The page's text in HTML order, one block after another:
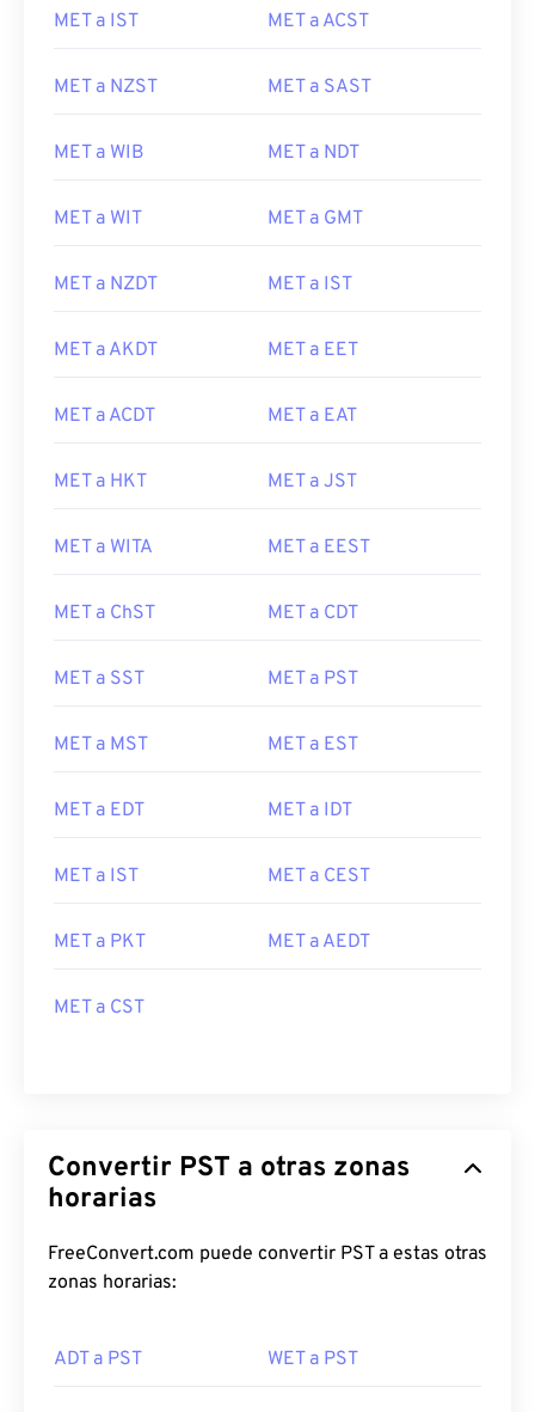
MET a IST MET a ACST
MET a NZST MET a SAST
MET a WIB MET a NDT
MET a WIT MET a GMT
MET a NZDT MET a IST
MET a AKDT MET a EET
MET a ACDT MET a EAT
MET a HKT MET a JST
MET a WITA MET a EEST
MET a ChST MET a CDT
MET a SST MET a PST
MET a MST MET a EST
MET a EDT MET a IDT
MET a IST MET a CEST
MET a PKT MET a AEDT
MET a CST
Convertir PST a otras zonas
horarias
FreeConvert.com puede convertir PST a estas otras
zonas horarias:
ADT a PST WET a PST